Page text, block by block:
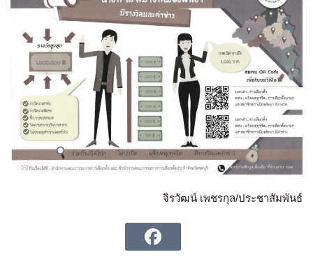
จิรวัฒน์ เพชรกุล/ประชาสัมพันธ์